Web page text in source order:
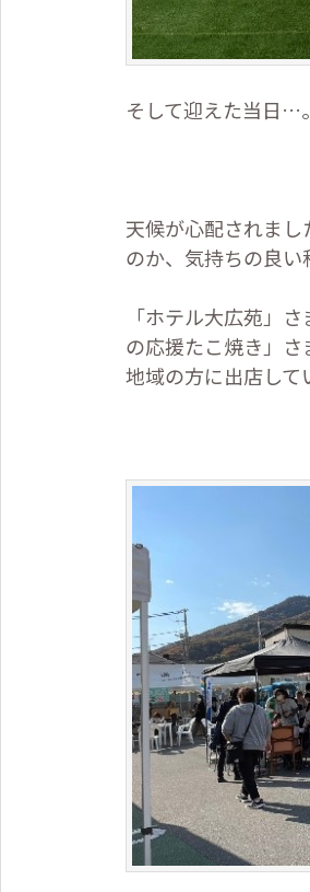
そして迎えた当日…。
天候が心配されま
のか、気持ちの良い
「ホテル大広苑」
の応援たこ焼き」
地域の方に出店し